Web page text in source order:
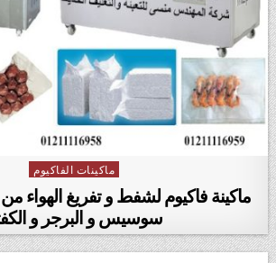
Posted in
ماكينات الفاكيوم
ماكينة فاكيوم لشفط و تفريغ الهواء
سوسيس و البرجر و